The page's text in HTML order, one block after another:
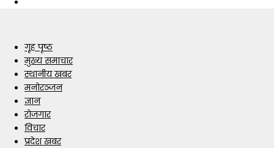
गृह पृष्ठ
मुख्य समाचार
स्थानीय खबर
मनोरञ्जन
ज्ञान
रोजगार
विचार
प्रदेश खबर